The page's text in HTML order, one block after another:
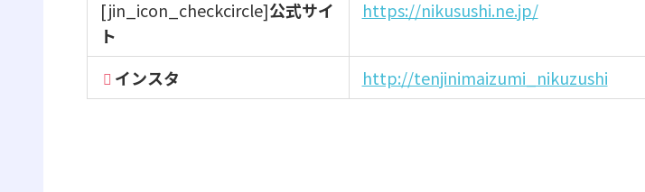
[jin_icon_checkcircle]公式サイ
ト
https://nikusushi.ne.jp/
インスタ http://tenjinimaizumi_nikuzushi